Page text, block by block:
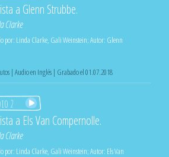
a Glenn Strubbe.
Clarke
por: Linda Clarke, Gali Weinstein;Autor: Glenn
| Audio en Inglés | Grabado el 01.07.2018
2
a Els Van Compernolle.
Clarke
por: Linda Clarke, Gali Weinstein;Autor: Els Van